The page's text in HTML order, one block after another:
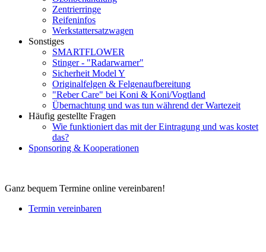
Zentrierringe
Reifeninfos
Werkstattersatzwagen
Sonstiges
SMARTFLOWER
Stinger - "Radarwarner"
Sicherheit Model Y
Originalfelgen & Felgenaufbereitung
"Reber Care" bei Koni & Koni/Vogtland
Übernachtung und was tun während der Wartezeit
Häufig gestellte Fragen
Wie funktioniert das mit der Eintragung und was kostet
das?
Sponsoring & Kooperationen
Ganz bequem Termine online vereinbaren!
Termin vereinbaren